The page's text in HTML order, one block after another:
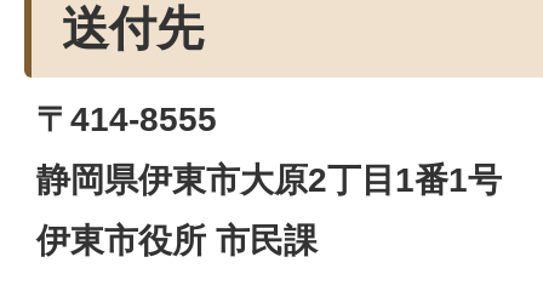
送付先
〒414-8555
静岡県伊東市大原2丁目1番1号
伊東市役所 市民課